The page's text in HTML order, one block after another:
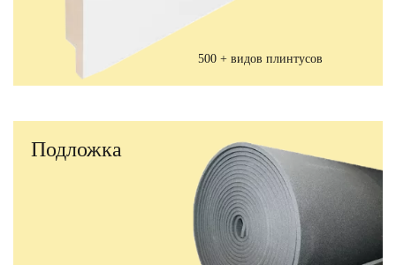
500 + видов плинтусов
Подложка